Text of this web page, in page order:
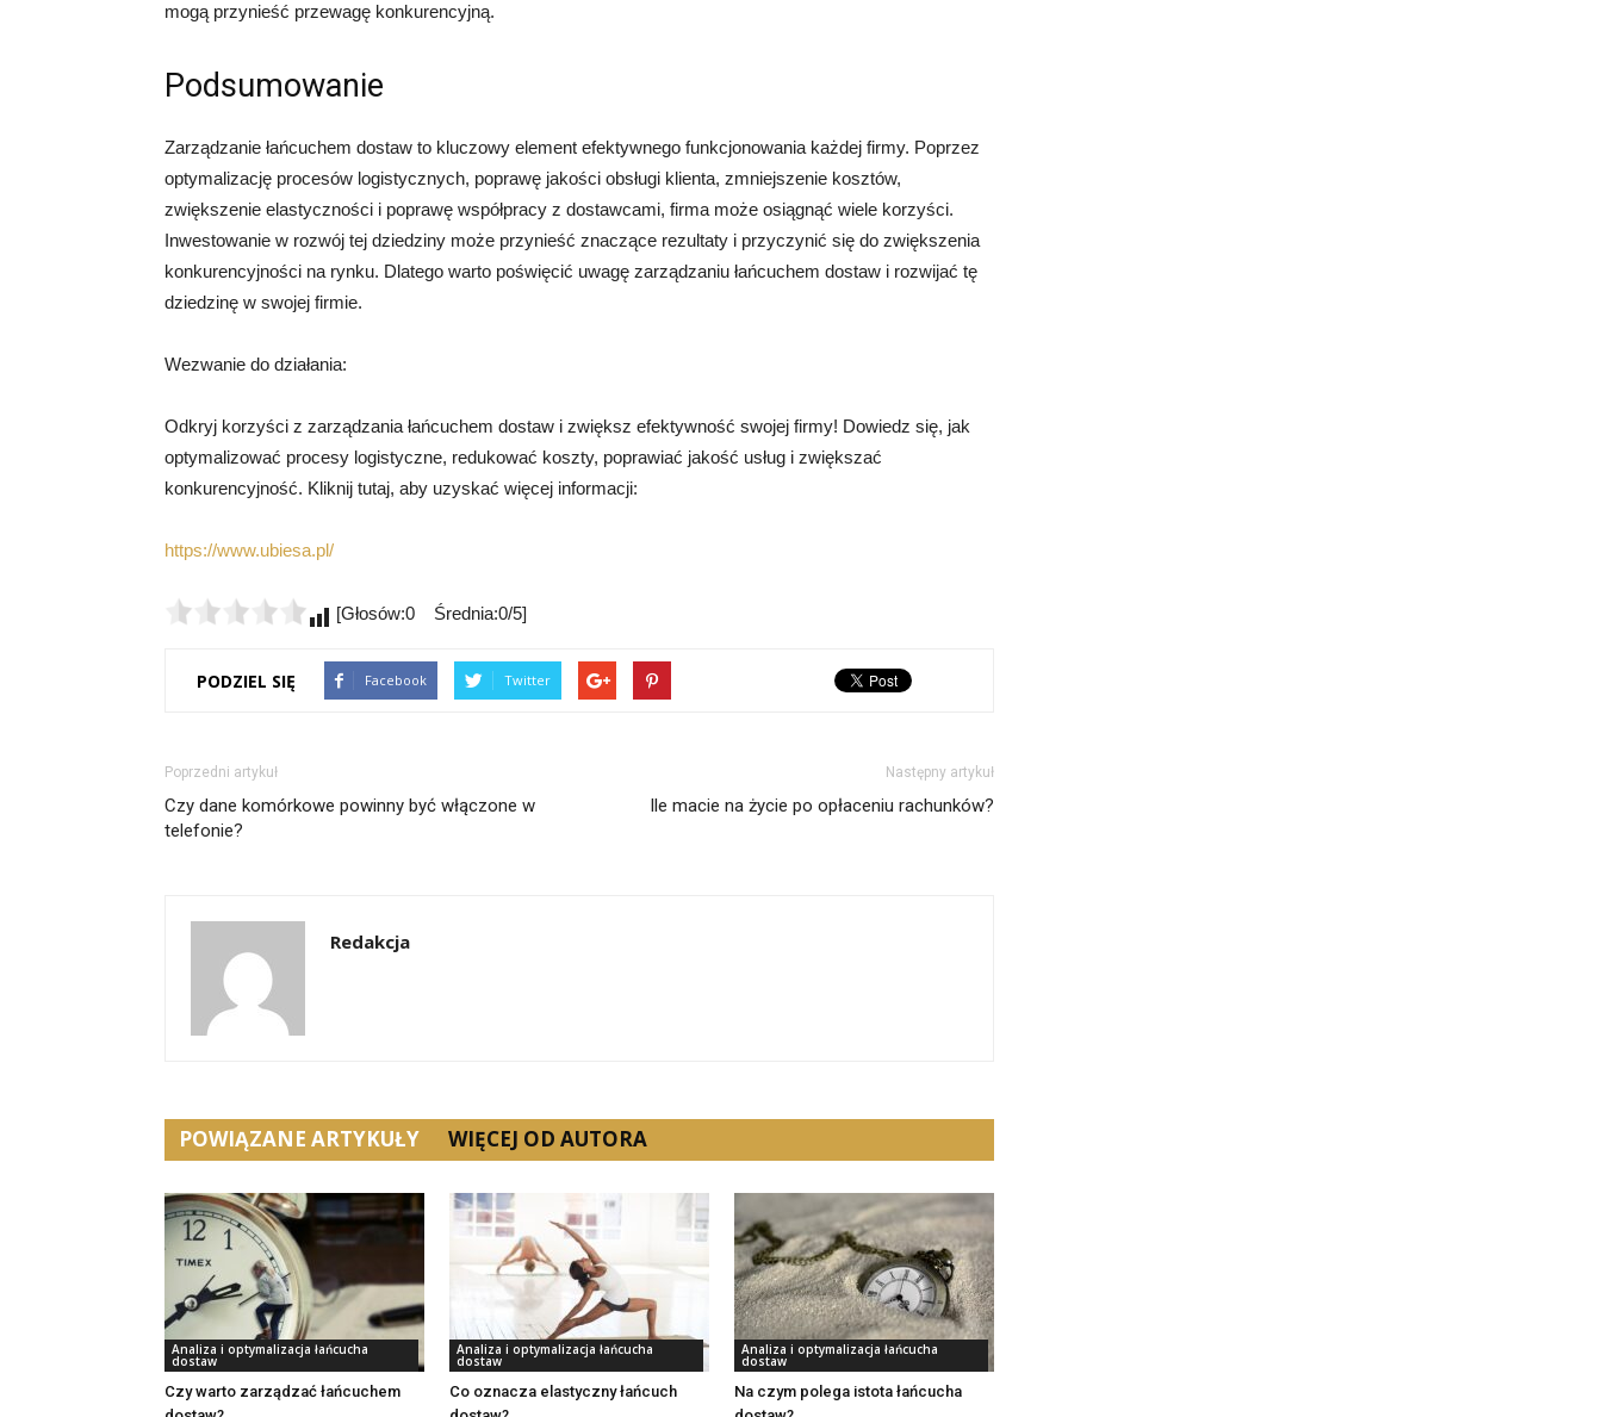
mogą przynieść przewagę konkurencyjną.
Podsumowanie
Zarządzanie łańcuchem dostaw to kluczowy element efektywnego funkcjonowania każdej firmy. Poprzez
optymalizację procesów logistycznych, poprawę jakości obsługi klienta, zmniejszenie kosztów,
zwiększenie elastyczności i poprawę współpracy z dostawcami, firma może osiągnąć wiele korzyści.
Inwestowanie w rozwój tej dziedziny może przynieść znaczące rezultaty i przyczynić się do zwiększenia
konkurencyjności na rynku. Dlatego warto poświęcić uwagę zarządzaniu łańcuchem dostaw i rozwijać tę
dziedzinę w swojej firmie.
Wezwanie do działania:
Odkryj korzyści z zarządzania łańcuchem dostaw i zwiększ efektywność swojej firmy! Dowiedz się, jak
optymalizować procesy logistyczne, redukować koszty, poprawiać jakość usług i zwiększać
konkurencyjność. Kliknij tutaj, aby uzyskać więcej informacji:
https://www.ubiesa.pl/
[Głosów:0 Średnia:0/5]
PODZIEL SIĘ Facebook Twitter
Poprzedni artykuł
Czy dane komórkowe powinny być włączone w
telefonie?
Następny artykuł
Ile macie na życie po opłaceniu rachunków?
Redakcja
POWIĄZANE ARTYKUŁY WIĘCEJ OD AUTORA
Analiza i optymalizacja łańcucha
dostaw
Czy warto zarządzać łańcuchem
Analiza i optymalizacja łańcucha
dostaw
Co oznacza elastyczny łańcuch
Analiza i optymalizacja łańcucha
dostaw
Na czym polega istota łańcucha